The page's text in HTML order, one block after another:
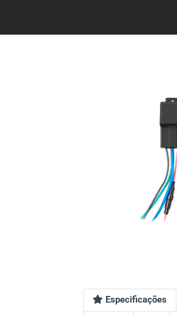
Especificações